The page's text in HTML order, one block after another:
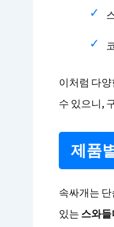
이처럼 다
수 있으니,
제품
속싸개는
있는 스와들